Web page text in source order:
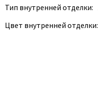
Тип внутренней отделки:
Цвет внутренней отделки: